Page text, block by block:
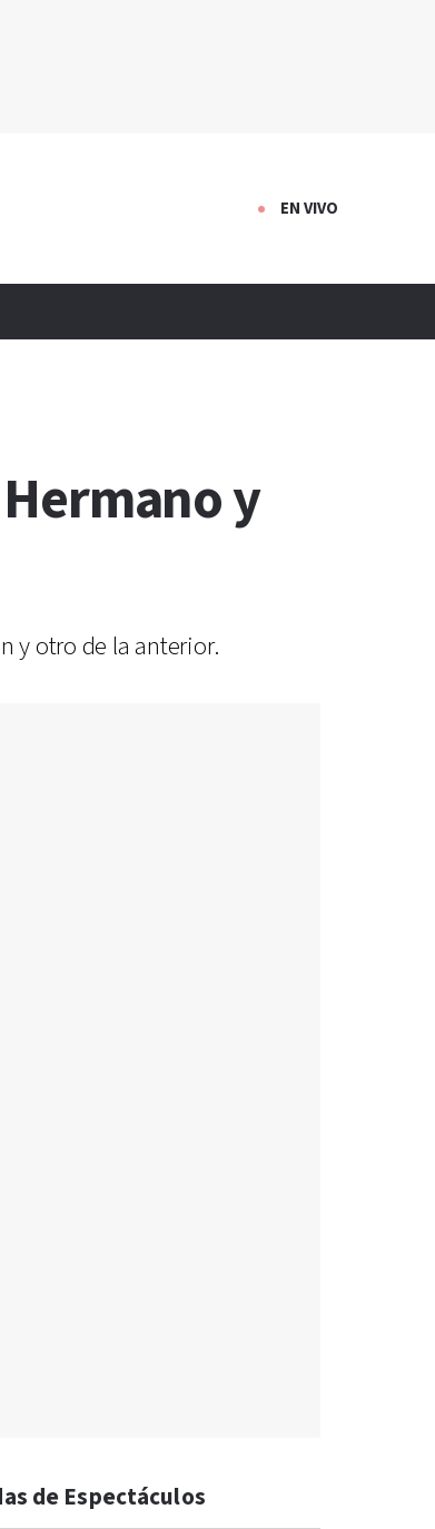
EN VIVO
y
y otro de la anterior.
de Espectáculos